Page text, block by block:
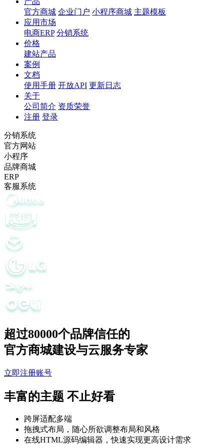
官方商城 企业门户 小程序商城 主题模板
应用市场
电商ERP 分销系统
价格
建站产品
案例
文档
使用手册 开放API 更新日志
关于
公司简介 资质荣誉
注册 登录
分销系统
官方网站
小程序
品牌商城
ERP
客服系统
超过80000个品牌信任的
官方商城建设与云服务专家
立即注册账号
丰富的主题 不止好看
跨屏适配多端
拖拽式布局，随心所欲调整布局和风格
在线HTML源码编辑器，快速实现更高设计需求